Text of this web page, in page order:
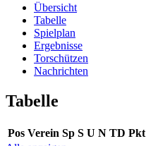
Übersicht
Tabelle
Spielplan
Ergebnisse
Torschützen
Nachrichten
Tabelle
Pos Verein Sp S U N TD Pkt